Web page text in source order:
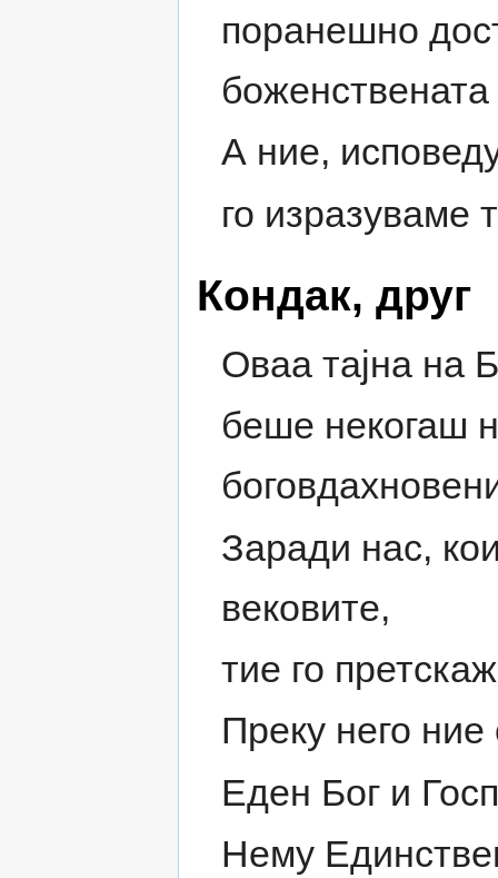
поранешно
А ние,
го изразуваме
Кондак, друг
Оваа тајна на
беше некогаш
Заради нас,
вековите,
тие го
Преку него
Еден Бог и
Нему